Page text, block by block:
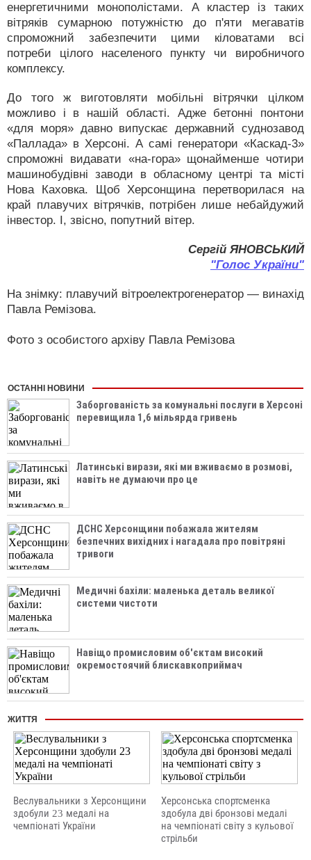
енергетичними монополістами. А кластер із таких
вітряків сумарною потужністю до п'яти мегаватів
спроможний забезпечити цими кіловатами всі
потреби цілого населеного пункту чи виробничого
комплексу.
До того ж виготовляти мобільні вітрячки цілком
можливо і в нашій області. Адже бетонні понтони
«для моря» давно випускає державний суднозавод
«Паллада» в Херсоні. А самі генератори «Каскад-3»
спроможні видавати «на-гора» щонайменше чотири
машинобудівні заводи в обласному центрі та місті
Нова Каховка. Щоб Херсонщина перетворилася на
край плавучих вітрячків, потрібен лише небайдужий
інвестор. І, звісно, попутний вітер.
Сергій ЯНОВСЬКИЙ
"Голос України"
На знімку: плавучий вітроелектрогенератор — винахід
Павла Ремізова.
Фото з особистого архіву Павла Ремізова
ОСТАННІ НОВИНИ
Заборгованість за комунальні послуги в Херсоні
перевищила 1,6 мільярда гривень
Латинські вирази, які ми вживаємо в розмові,
навіть не думаючи про це
ДСНС Херсонщини побажала жителям
безпечних вихідних і нагадала про повітряні
тривоги
Медичні бахіли: маленька деталь великої
системи чистоти
Навіщо промисловим об'єктам високий
окремостоячий блискавкоприймач
ЖИТТЯ
Веслувальники з Херсонщини
здобули 23 медалі на
чемпіонаті України
Херсонська спортсменка
здобула дві бронзові медалі
на чемпіонаті світу з кульової
стрільби